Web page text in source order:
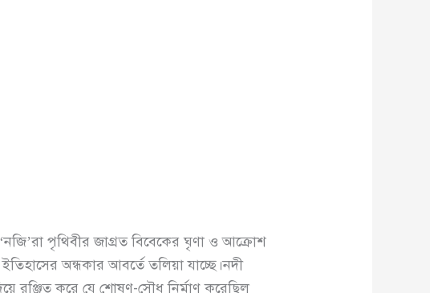
পৃথিবীর জাগ্রত বিবেকের ঘৃণা ও আক্রোশ
অন্ধকার আবর্তে তলিয়া যাচ্ছে।নদী
রঞ্জিত করে যে শোষণ-সৌধ নির্মাণ করেছিল